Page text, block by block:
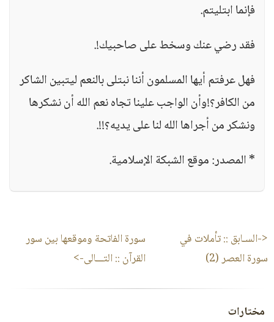
فإنما ابتليتم.
فقد رضي عنك وسخط على صاحبيك!.
فهل عرفتم أيها المسلمون أننا نبتلى بالنعم ليتبين الشاكر
من الكافر؟!وأن الواجب علينا تجاه نعم الله أن نشكرها
ونشكر من أجراها الله لنا على يديه؟!!.
* المصدر: موقع الشبكة الإسلامية.
<-السـابق ::تأملات في
سورة العصر (2)
سورة الفاتحة وموقعها بين سور
القرآن :: التـــالى->
مختارات